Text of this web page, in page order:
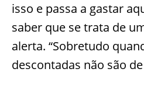
isso e passa a gastar
saber que se trata de
alerta. “Sobretudo
descontadas não são